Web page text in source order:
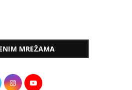
MREŽAMA